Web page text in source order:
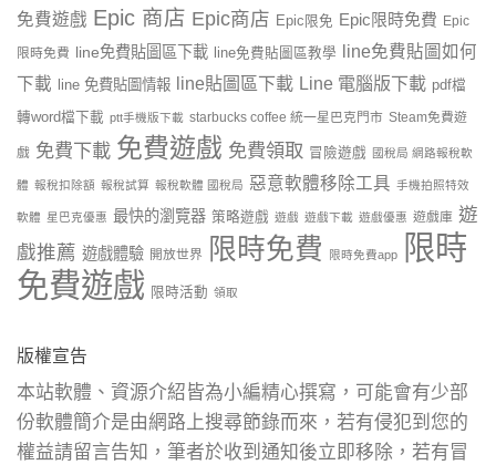
免費遊戲 Epic 商店 Epic商店 Epic限免 Epic限時免費 Epic
限時免費 line免費貼圖區下載 line免費貼圖區教學
line免費貼圖如何
下載
line 免費貼圖情報 line貼圖區下載 Line 電腦版下載 pdf檔
轉word檔下載 ptt手機版下載 starbucks coffee 統一星巴克門市 Steam免費遊
戲 免費下載 免費遊戲 免費領取 冒險遊戲 國稅局 網路報稅軟
體 報稅扣除額 報稅試算 報稅軟體 國稅局 惡意軟體移除工具 手機拍照特效
軟體 星巴克優惠 最快的瀏覽器 策略遊戲 遊戲 遊戲下載 遊戲優惠 遊戲庫 遊
戲推薦 遊戲體驗 開放世界 限時免費 限時免費app
限時
免費遊戲 限時活動 領取
版權宣告
本站軟體、資源介紹皆為小編精心撰寫，可能會有少部
份軟體簡介是由網路上搜尋節錄而來，若有侵犯到您的
權益請留言告知，筆者於收到通知後立即移除，若有冒